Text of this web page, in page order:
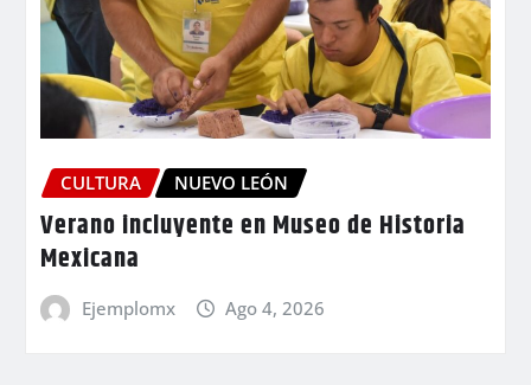
CULTURA NUEVO LEÓN
Verano incluyente en Museo de Historia
Mexicana
Ejemplomx Ago 4, 2026